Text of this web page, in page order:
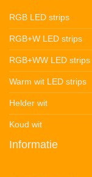
RGB LED strips
RGB+W LED strips
RGB+WW LED strips
Warm wit LED strips
Helder wit
Koud wit
Informatie